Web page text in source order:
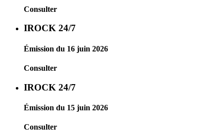
Consulter
IROCK 24/7
Émission du 16 juin 2026
Consulter
IROCK 24/7
Émission du 15 juin 2026
Consulter